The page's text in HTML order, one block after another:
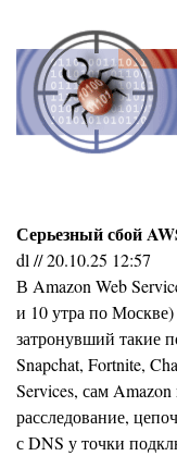
Серьезный сбой
dl // 20.10.25 12:57
В Amazon Web
и 10 утра по Москве)
затронувший такие
Snapchat, Fortnite,
Services, сам
расследование,
с DNS у точки